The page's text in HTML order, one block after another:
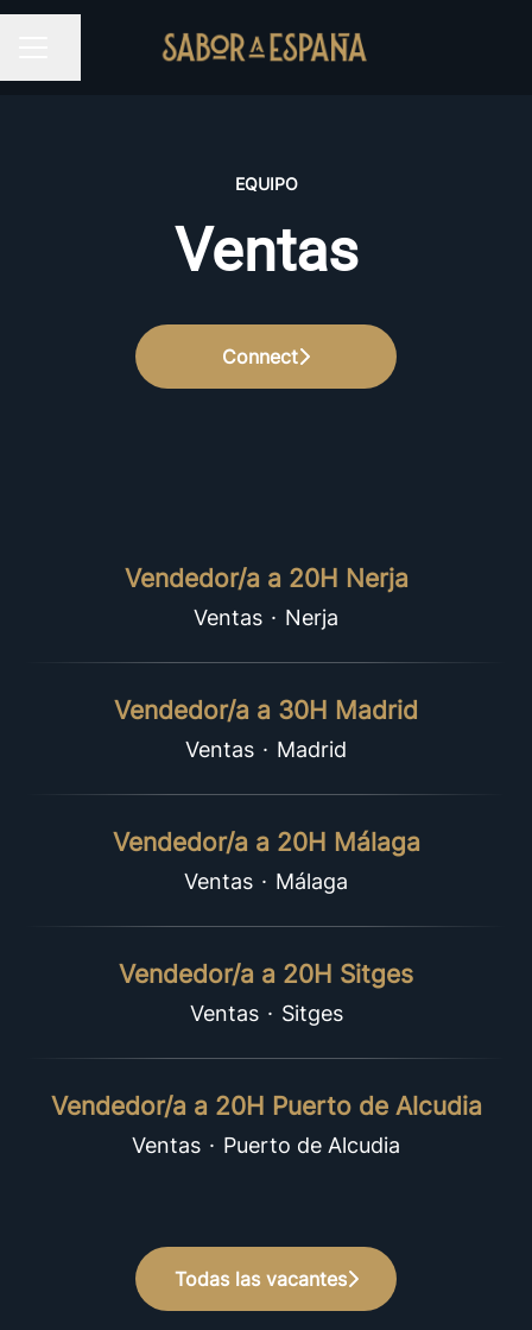
MENÚ DE EMPLEO
Compartir página
EQUIPO
Ventas
Connect
Vendedor/a a 20H Nerja
Ventas · Nerja
Vendedor/a a 30H Madrid
Ventas · Madrid
Vendedor/a a 20H Málaga
Ventas · Málaga
Vendedor/a a 20H Sitges
Ventas · Sitges
Vendedor/a a 20H Puerto de Alcudia
Ventas · Puerto de Alcudia
Todas las vacantes